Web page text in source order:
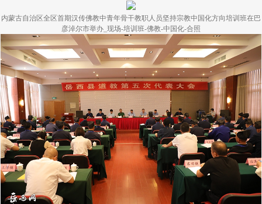
内蒙古自治区全区首期汉传佛教中青年骨干教职人员坚持宗教中国化方向培训班在巴
彦淖尔市举办_现场-培训班-佛教-中国化-合照